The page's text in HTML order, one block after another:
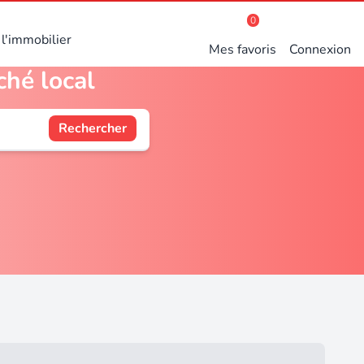
l'immobilier
0
Mes favoris Connexion
local
Rechercher